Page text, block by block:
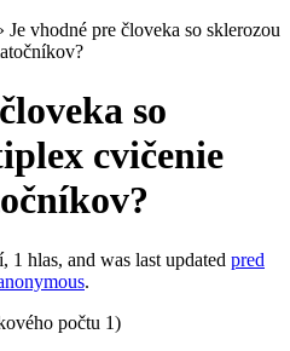
Je vhodné pre človeka so sklerozou
so
cvičenie
1 hlas, and was last updated pred
.
počtu 1)